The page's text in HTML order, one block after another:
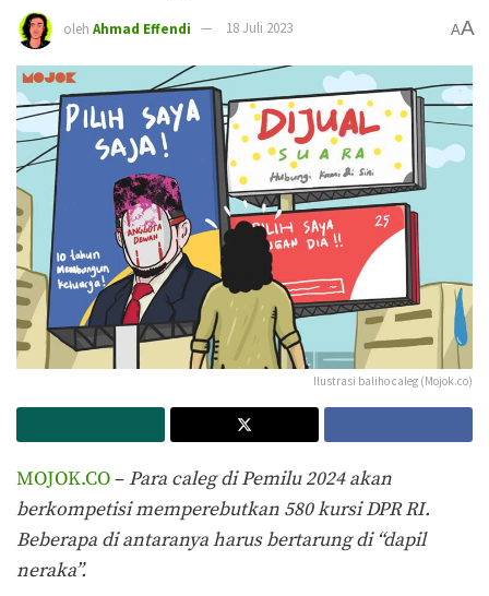
oleh Ahmad Effendi 18 Juli 2023 AA
Ilustrasi baliho caleg (Mojok.co)
MOJOK.CO– Para caleg di Pemilu 2024 akan
berkompetisi memperebutkan 580 kursi DPR RI.
Beberapa di antaranya harus bertarung di “dapil
neraka”.